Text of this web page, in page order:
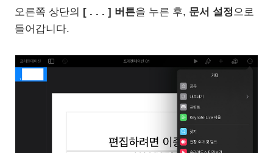
오른쪽 상단의 [ . . . ] 버튼을 누른 후, 문서 설정으로
들어갑니다.